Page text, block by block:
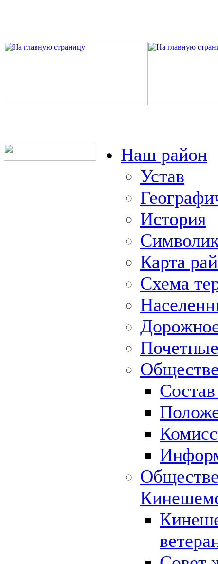
Наш район
Устав
История
Карта
Схема